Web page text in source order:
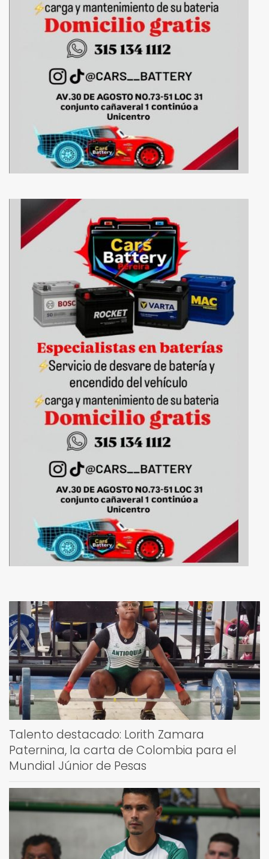
Talento destacado: Lorith Zamara
Paternina, la carta de Colombia para el
Mundial Júnior de Pesas